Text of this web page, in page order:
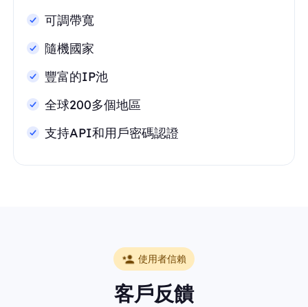
可調帶寬
隨機國家
豐富的IP池
全球200多個地區
支持API和用戶密碼認證
使用者信賴
客戶反饋